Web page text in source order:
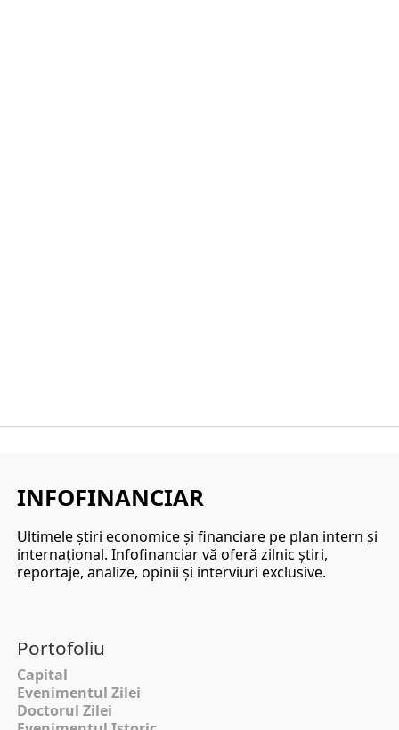
INFOFINANCIAR
Ultimele ştiri economice şi financiare pe plan intern şi
internaţional. Infofinanciar vă oferă zilnic ştiri,
reportaje, analize, opinii şi interviuri exclusive.
Portofoliu
Capital
Evenimentul Zilei
Doctorul Zilei